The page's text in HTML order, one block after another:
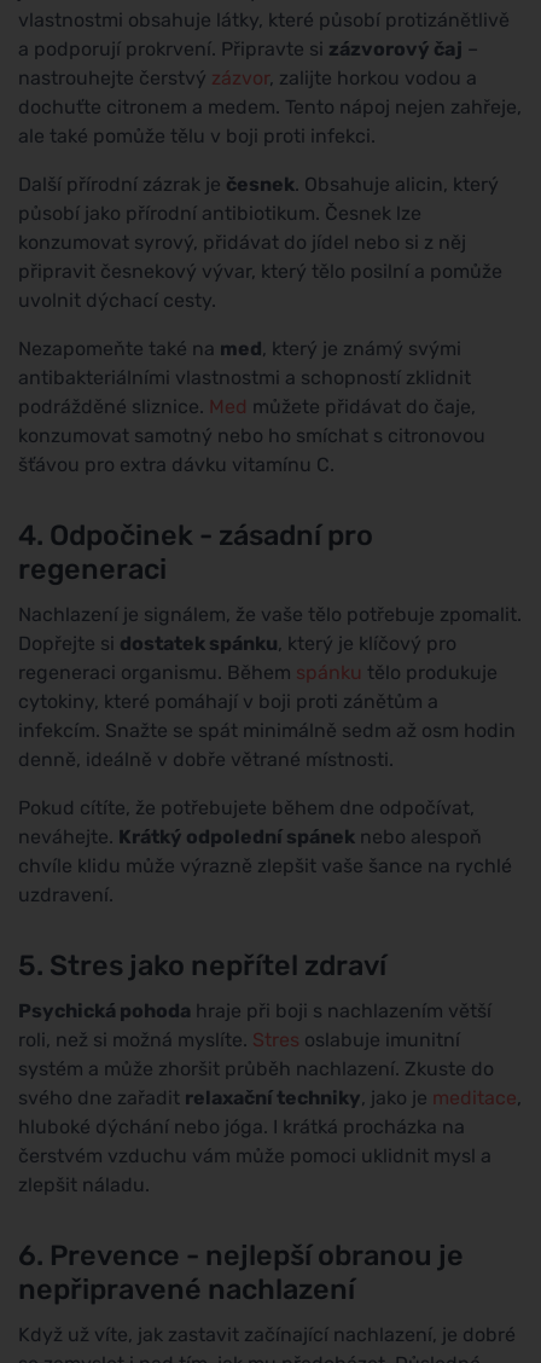
vlastnostmi obsahuje látky, které působí protizánětlivě
a podporují prokrvení. Připravte si zázvorový čaj –
nastrouhejte čerstvý zázvor, zalijte horkou vodou a
dochuťte citronem a medem. Tento nápoj nejen zahřeje,
ale také pomůže tělu v boji proti infekci.
Další přírodní zázrak je česnek. Obsahuje alicin, který
působí jako přírodní antibiotikum. Česnek lze
konzumovat syrový, přidávat do jídel nebo si z něj
připravit česnekový vývar, který tělo posilní a pomůže
uvolnit dýchací cesty.
Nezapomeňte také na med, který je známý svými
antibakteriálními vlastnostmi a schopností zklidnit
podrážděné sliznice. Med můžete přidávat do čaje,
konzumovat samotný nebo ho smíchat s citronovou
šťávou pro extra dávku vitamínu C.
4. Odpočinek - zásadní pro
regeneraci
Nachlazení je signálem, že vaše tělo potřebuje zpomalit.
Dopřejte si dostatek spánku, který je klíčový pro
regeneraci organismu. Během spánku tělo produkuje
cytokiny, které pomáhají v boji proti zánětům a
infekcím. Snažte se spát minimálně sedm až osm hodin
denně, ideálně v dobře větrané místnosti.
Pokud cítíte, že potřebujete během dne odpočívat,
neváhejte. Krátký odpolední spánek nebo alespoň
chvíle klidu může výrazně zlepšit vaše šance na rychlé
uzdravení.
5. Stres jako nepřítel zdraví
Psychická pohoda hraje při boji s nachlazením větší
roli, než si možná myslíte. Stres oslabuje imunitní
systém a může zhoršit průběh nachlazení. Zkuste do
svého dne zařadit relaxační techniky, jako je meditace,
hluboké dýchání nebo jóga. I krátká procházka na
čerstvém vzduchu vám může pomoci uklidnit mysl a
zlepšit náladu.
6. Prevence - nejlepší obranou je
nepřipravené nachlazení
Když už víte, jak zastavit začínající nachlazení, je dobré